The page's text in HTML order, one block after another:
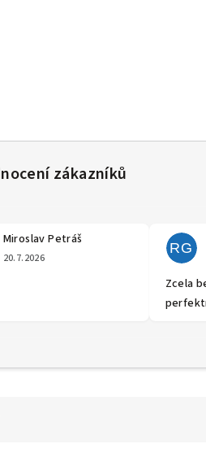
Miroslav Petráš
Hodnocení obchodu je 5 z
20.7.2026
RG
Zcela